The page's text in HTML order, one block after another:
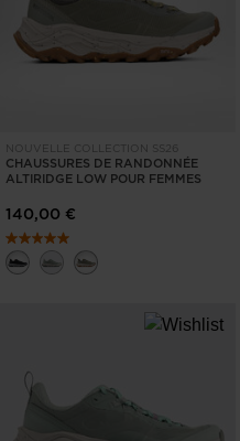
NOUVELLE COLLECTION SS26
CHAUSSURES DE RANDONNÉE
ALTIRIDGE LOW POUR FEMMES
140,00 €